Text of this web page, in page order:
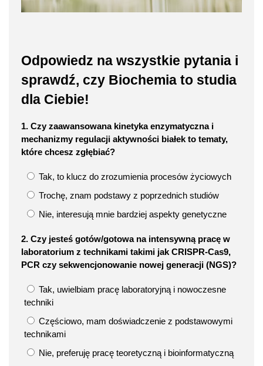
Odpowiedz na wszystkie pytania i
sprawdź, czy Biochemia to studia
dla Ciebie!
1. Czy zaawansowana kinetyka enzymatyczna i
mechanizmy regulacji aktywności białek to tematy,
które chcesz zgłębiać?
Tak, to klucz do zrozumienia procesów życiowych
Trochę, znam podstawy z poprzednich studiów
Nie, interesują mnie bardziej aspekty genetyczne
2. Czy jesteś gotów/gotowa na intensywną pracę w
laboratorium z technikami takimi jak CRISPR-Cas9,
PCR czy sekwencjonowanie nowej generacji (NGS)?
Tak, uwielbiam pracę laboratoryjną i nowoczesne
techniki
Częściowo, mam doświadczenie z podstawowymi
technikami
Nie, preferuję pracę teoretyczną i bioinformatyczną